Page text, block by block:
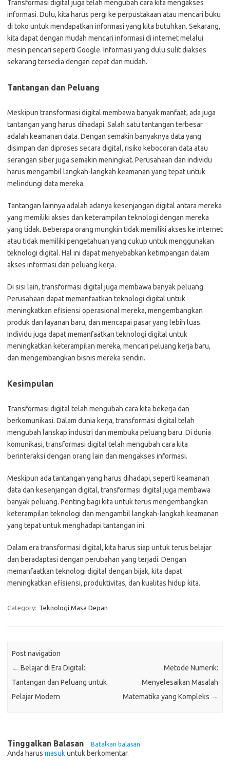
Transformasi digital juga telah mengubah cara kita mengakses
informasi. Dulu, kita harus pergi ke perpustakaan atau mencari buku
di toko untuk mendapatkan informasi yang kita butuhkan. Sekarang,
kita dapat dengan mudah mencari informasi di internet melalui
mesin pencari seperti Google. Informasi yang dulu sulit diakses
sekarang tersedia dengan cepat dan mudah.
Tantangan dan Peluang
Meskipun transformasi digital membawa banyak manfaat, ada juga
tantangan yang harus dihadapi. Salah satu tantangan terbesar
adalah keamanan data. Dengan semakin banyaknya data yang
disimpan dan diproses secara digital, risiko kebocoran data atau
serangan siber juga semakin meningkat. Perusahaan dan individu
harus mengambil langkah-langkah keamanan yang tepat untuk
melindungi data mereka.
Tantangan lainnya adalah adanya kesenjangan digital antara mereka
yang memiliki akses dan keterampilan teknologi dengan mereka
yang tidak. Beberapa orang mungkin tidak memiliki akses ke internet
atau tidak memiliki pengetahuan yang cukup untuk menggunakan
teknologi digital. Hal ini dapat menyebabkan ketimpangan dalam
akses informasi dan peluang kerja.
Di sisi lain, transformasi digital juga membawa banyak peluang.
Perusahaan dapat memanfaatkan teknologi digital untuk
meningkatkan efisiensi operasional mereka, mengembangkan
produk dan layanan baru, dan mencapai pasar yang lebih luas.
Individu juga dapat memanfaatkan teknologi digital untuk
meningkatkan keterampilan mereka, mencari peluang kerja baru,
dan mengembangkan bisnis mereka sendiri.
Kesimpulan
Transformasi digital telah mengubah cara kita bekerja dan
berkomunikasi. Dalam dunia kerja, transformasi digital telah
mengubah lanskap industri dan membuka peluang baru. Di dunia
komunikasi, transformasi digital telah mengubah cara kita
berinteraksi dengan orang lain dan mengakses informasi.
Meskipun ada tantangan yang harus dihadapi, seperti keamanan
data dan kesenjangan digital, transformasi digital juga membawa
banyak peluang. Penting bagi kita untuk terus mengembangkan
keterampilan teknologi dan mengambil langkah-langkah keamanan
yang tepat untuk menghadapi tantangan ini.
Dalam era transformasi digital, kita harus siap untuk terus belajar
dan beradaptasi dengan perubahan yang terjadi. Dengan
memanfaatkan teknologi digital dengan bijak, kita dapat
meningkatkan efisiensi, produktivitas, dan kualitas hidup kita.
Category: Teknologi Masa Depan
Post navigation
← Belajar di Era Digital:
Tantangan dan Peluang untuk
Pelajar Modern
Metode Numerik:
Menyelesaikan Masalah
Matematika yang Kompleks →
Tinggalkan Balasan Batalkan balasan
Anda harus masukuntuk berkomentar.